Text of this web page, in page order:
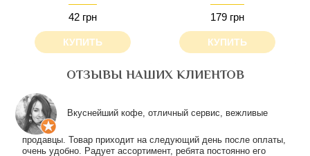
42 грн
КУПИТЬ
179 грн
КУПИТЬ
ОТЗЫВЫ НАШИХ КЛИЕНТОВ